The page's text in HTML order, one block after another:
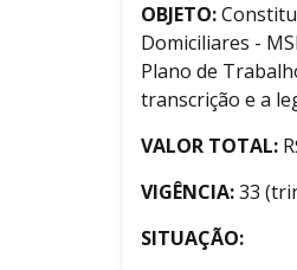
OBJETO:
Domiciliares -
Plano de
transcrição e a
VALOR TOTAL:
VIGÊNCIA:33
SITUAÇÃO: